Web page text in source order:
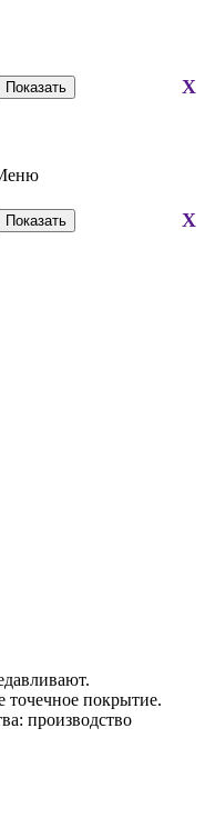
X
X
точечное покрытие.
производство